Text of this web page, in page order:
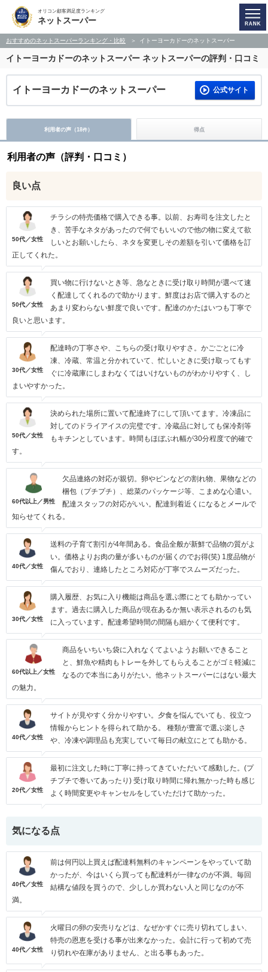
オリコン顧客満足度ランキング
ネットスーパー
おすすめのネットスーパーランキング・比較 イトーヨーカドーのネットスーパー
イトーヨーカドーのネットスーパー ネットスーパーの評判・口コミ
イトーヨーカドーのネットスーパー 公式サイト
利用者の声（18件） 得点
利用者の声（評判・口コミ）
良い点
50代／女性
チラシの特売価格で購入できる事。以前、お寿司を注文したと
き、苦手なネタがあったので何でもいいので他の物に変えて欲
しいとお願いしたら、ネタを変更しその差額を引いて価格を訂
正してくれた。
50代／女性
買い物に行けないとき等、急なときに受け取り時間が選べて速
く配達してくれるので助かります。鮮度はお店で購入するのと
あまり変わらない鮮度で良いです。配達のかたはいつも丁寧で
良いと思います。
30代／女性
配達時の丁寧さや、こちらの受け取りやすさ。かごごとに冷
凍、冷蔵、常温と分かれていて、忙しいときに受け取ってもす
ぐに冷蔵庫にしまわなくてはいけないものがわかりやすく、し
まいやすかった。
50代／女性
決められた場所に置いて配達終了にして頂いてます。冷凍品に
対してのドライアイスの完璧です。冷蔵品に対しても保冷剤等
もキチンとしています。時間もほぼぶれ幅が30分程度で的確で
す。
60代以上／男性
欠品連絡の対応が親切。卵やビンなどの割れ物、果物などの
梱包（プチプチ）、総菜のパッケージ等、こまめな心遣い。
配達スタッフの対応がいい。配達到着近くになるとメールで
知らせてくれる。
40代／女性
送料の子育て割引が4年間ある。食品全般が新鮮で品物の質がよ
い。価格よりお肉の量が多いものが届くのでお得(笑) 1度品物が
傷んでおり、連絡したところ対応が丁寧でスムーズだった。
30代／女性
購入履歴、お気に入り機能は商品を選ぶ際にとても助かってい
ます。過去に購入した商品が現在あるか無い表示されるのも気
に入っています。配達希望時間の間隔も細かくて便利です。
60代以上／女性
商品をいちいち袋に入れなくてよいようお願いできること
と、鮮魚や精肉もトレーを外してもらえることがゴミ軽減に
なるので本当にありがたい。他ネットスーパーにはない最大
の魅力。
40代／女性
サイトが見やすく分かりやすい。夕食を悩んでいても、役立つ
情報からヒントを得られて助かる。 種類が豊富で選ぶ楽しさ
や、冷凍や調理品も充実していて毎日の献立にとても助かる。
20代／女性
最初に注文した時に丁寧に持ってきていただいて感動した。(プ
チプチで巻いてあったり) 受け取り時間に帰れ無かった時も感じ
よく時間変更やキャンセルをしていただけて助かった。
気になる点
40代／女性
前は何円以上買えば配達料無料のキャンペーンをやっていて助
かったが、今はいくら買っても配達料が一律なのが不満。毎回
結構な値段を買うので、少ししか買わない人と同じなのが不
満。
40代／女性
火曜日の卵の安売りなどは、なぜかすぐに売り切れてしまい、
特売の恩恵を受ける事が出来なかった。会計に行って初めて売
り切れや在庫がありません、と出る事もあった。